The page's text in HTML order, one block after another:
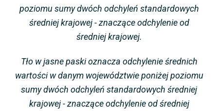
poziomu sumy dwóch odchyleń standardowych
średniej krajowej - znaczące odchylenie od
średniej krajowej.
Tło w jasne paski oznacza odchylenie średnich
wartości w danym województwie poniżej poziomu
sumy dwóch odchyleń standardowych średniej
krajowej - znaczące odchylenie od średniej